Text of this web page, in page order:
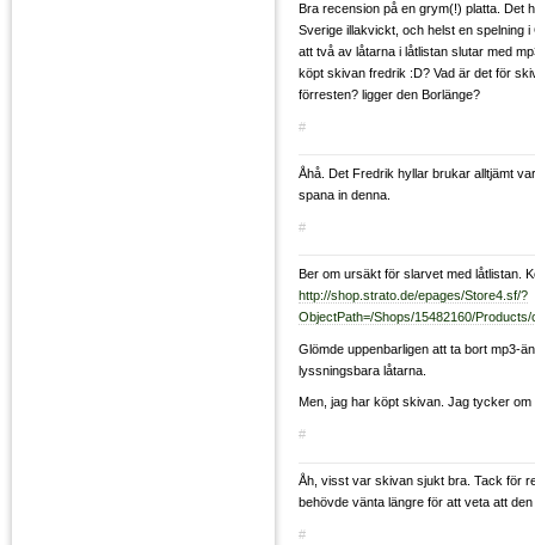
Bra recension på en grym(!) platta. Det
Sverige illakvickt, och helst en spelning
att två av låtarna i låtlistan slutar med
köpt skivan fredrik :D? Vad är det för
förresten? ligger den Borlänge?
#
Åhå. Det Fredrik hyllar brukar alltjämt
spana in denna.
#
Ber om ursäkt för slarvet med låtlistan.
http://shop.strato.de/epages/Store4.sf/?
ObjectPath=/Shops/15482160/Products/
Glömde uppenbarligen att ta bort mp3-
lyssningsbara låtarna.
Men, jag har köpt skivan. Jag tycker om
#
Åh, visst var skivan sjukt bra. Tack för
behövde vänta längre för att veta att
#